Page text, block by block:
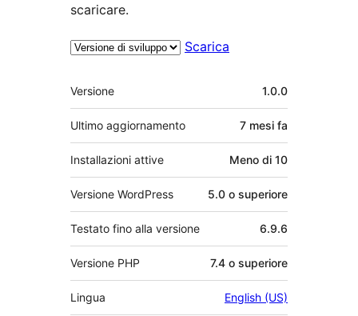
scaricare.
Scarica
Meta
Versione 1.0.0
Ultimo aggiornamento 7 mesi fa
Installazioni attive Meno di 10
Versione WordPress 5.0 o superiore
Testato fino alla versione 6.9.6
Versione PHP 7.4 o superiore
Lingua English (US)